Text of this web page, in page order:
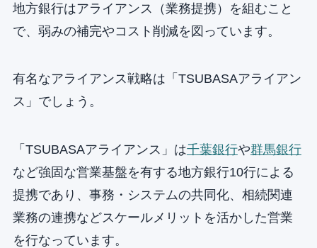
地方銀行はアライアンス（業務提携）を組むこと
で、弱みの補完やコスト削減を図っています。
有名なアライアンス戦略は「TSUBASAアライアン
ス」でしょう。
「TSUBASAアライアンス」は千葉銀行や群馬銀行
など強固な営業基盤を有する地方銀行10行による
提携であり、事務・システムの共同化、相続関連
業務の連携などスケールメリットを活かした営業
を行なっています。